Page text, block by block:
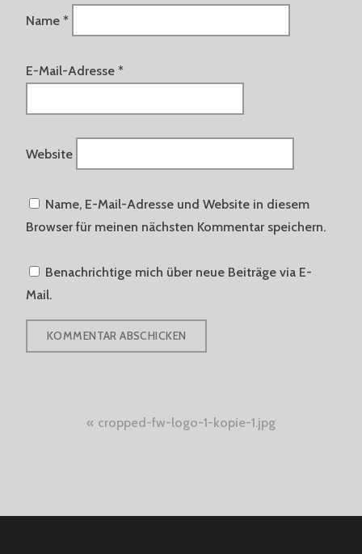
Name *
E-Mail-Adresse *
Website
Name, E-Mail-Adresse und Website in diesem
Browser für meinen nächsten Kommentar speichern.
Benachrichtige mich über neue Beiträge via E-
Mail.
Beitragsnavigation
cropped-fw-logo-1-kopie-1.jpg